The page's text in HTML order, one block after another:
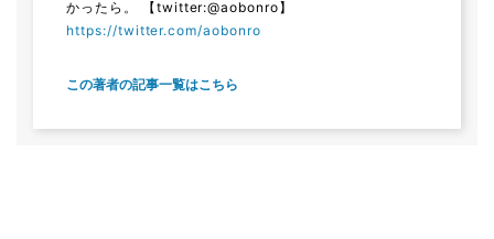
かったら。 【twitter:@aobonro】
https://twitter.com/aobonro
この著者の記事一覧はこちら